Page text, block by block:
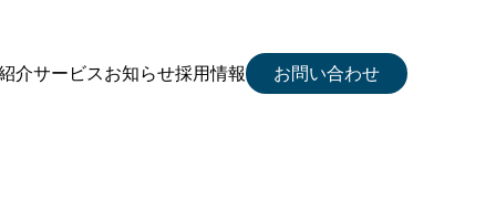
介サービスお知らせ採用情報 お問い合わせ